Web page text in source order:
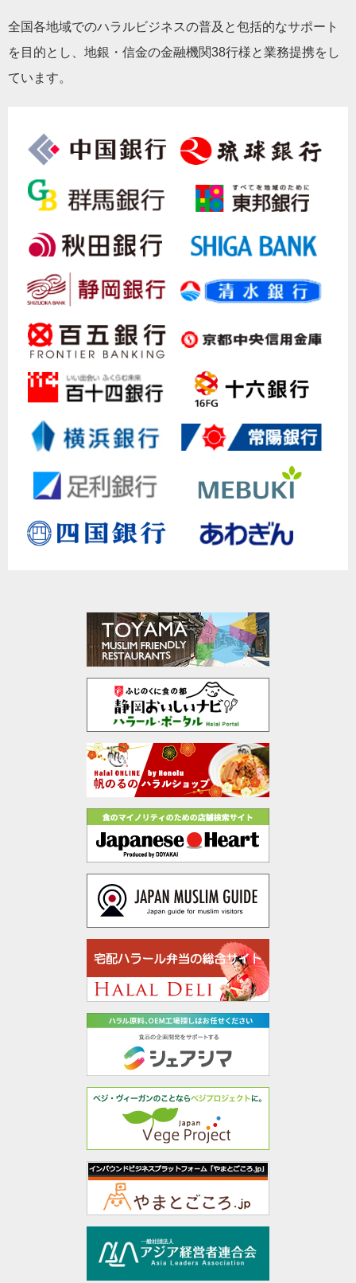
全国各地域でのハラルビジネスの普及と包括的なサポート
を目的とし、地銀・信金の金融機関38行様と業務提携をし
ています。